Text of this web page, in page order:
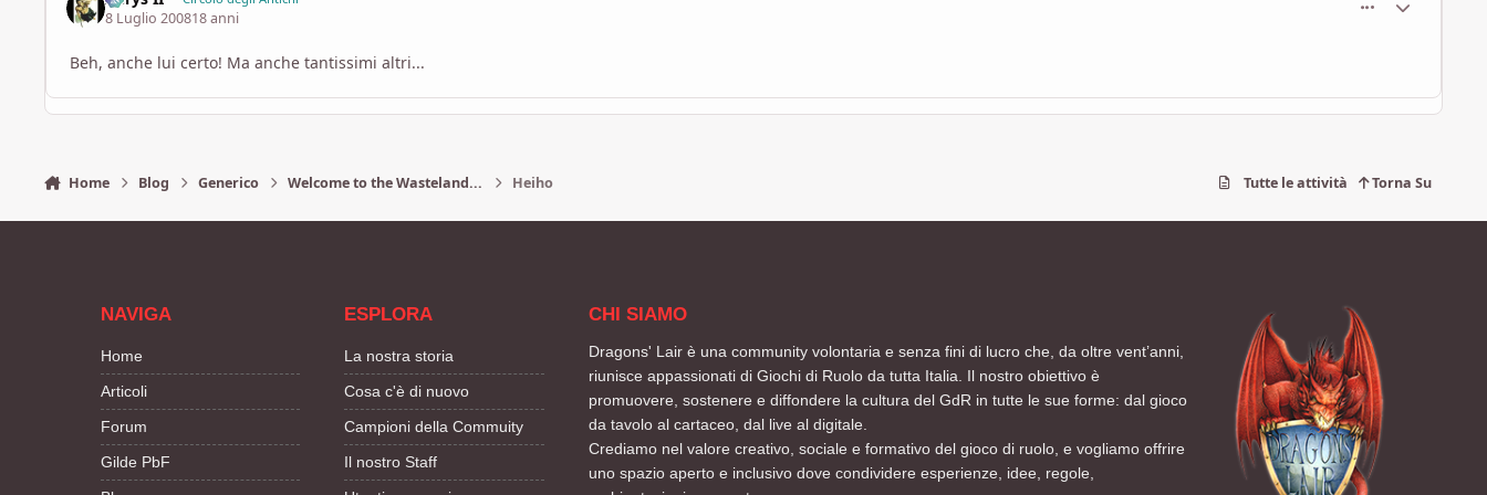
8 Luglio 200818 anni
Beh, anche lui certo! Ma anche tantissimi altri...
Home Blog Generico Welcome to the Wasteland... Heiho Tutte le attività Torna Su
NAVIGA
Home
Articoli
Forum
Gilde PbF
ESPLORA
La nostra storia
Cosa c'è di nuovo
Campioni della Commuity
Il nostro Staff
CHI SIAMO
Dragons' Lair è una community volontaria e senza fini di lucro che, da oltre vent’anni,
riunisce appassionati di Giochi di Ruolo da tutta Italia. Il nostro obiettivo è
promuovere, sostenere e diffondere la cultura del GdR in tutte le sue forme: dal gioco
da tavolo al cartaceo, dal live al digitale.
Crediamo nel valore creativo, sociale e formativo del gioco di ruolo, e vogliamo offrire
uno spazio aperto e inclusivo dove condividere esperienze, idee, regole,